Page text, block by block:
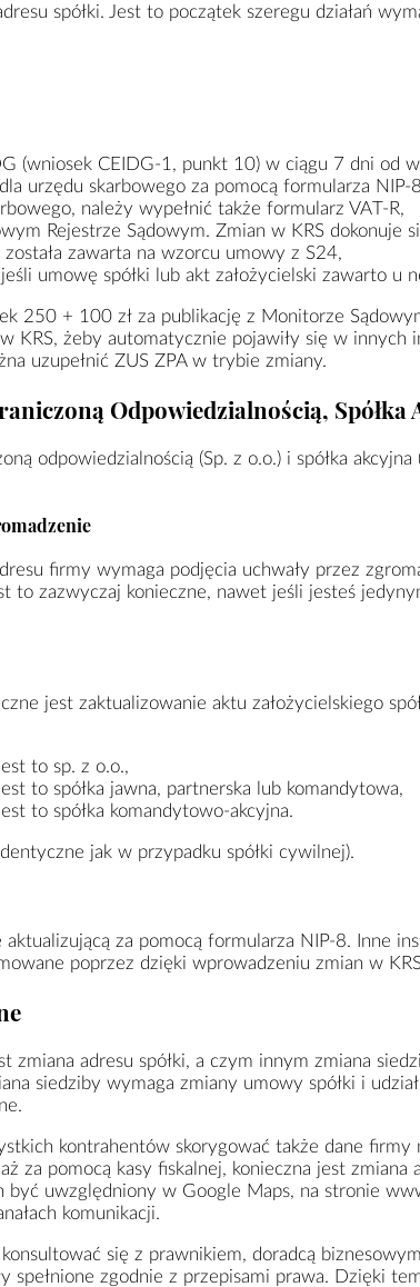
spółki. Jest to początek szeregu działań
(wniosek CEIDG-1, punkt 10) w ciągu 7 dni od
urzędu skarbowego za pomocą formularza NIP-
należy wypełnić także formularz VAT-R,
Rejestrze Sądowym. Zmian w KRS dokonuje
zawarta na wzorcu umowy z S24,
umowę spółki lub akt założycielski zawarto u
250 + 100 zł za publikację z Monitorze
KRS, żeby automatycznie pojawiły się w innych
uzupełnić ZUS ZPA w trybie zmiany.
Odpowiedzialnością, Spółka
odpowiedzialnością (Sp. z o.o.) i spółka akcyjna
firmy wymaga podjęcia uchwały przez
to zazwyczaj konieczne, nawet jeśli jesteś
jest zaktualizowanie aktu założycielskiego
to sp. z o.o.,
to spółka jawna, partnerska lub komandytowa,
to spółka komandytowo-akcyjna.
jak w przypadku spółki cywilnej).
za pomocą formularza NIP-8. Inne
poprzez dzięki wprowadzeniu zmian w
adresu spółki, a czym innym zmiana
siedziby wymaga zmiany umowy spółki i
kontrahentów skorygować także dane firmy
za pomocą kasy fiskalnej, konieczna jest zmiana
uwzględniony w Google Maps, na stronie
komunikacji.
się z prawnikiem, doradcą
spełnione zgodnie z przepisami prawa. Dzięki